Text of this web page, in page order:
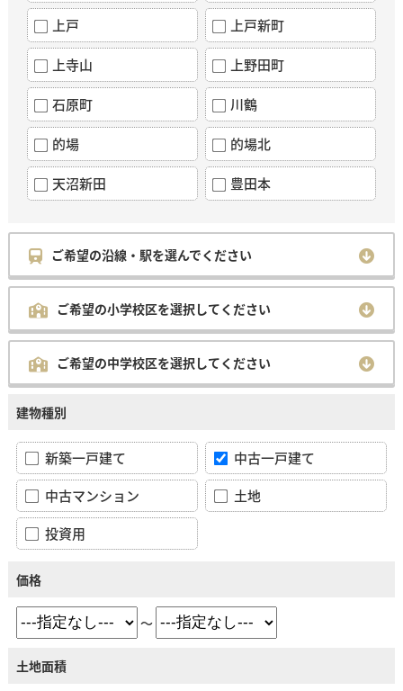
上戸 上戸新町
上寺山 上野田町
石原町 川鶴
的場 的場北
天沼新田 豊田本
ご希望の沿線・駅を選んでください
ご希望の小学校区を選択してください
ご希望の中学校区を選択してください
建物種別
新築一戸建て
中古一戸建て
中古マンション
土地
投資用
価格
～
土地面積